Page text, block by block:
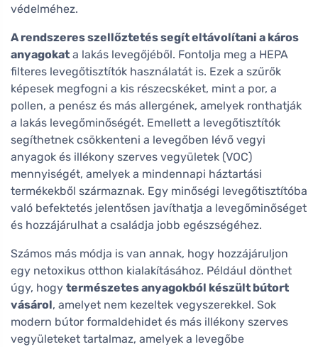
védelméhez.
A rendszeres szellőztetés segít eltávolítani a káros
anyagokat a lakás levegőjéből. Fontolja meg a HEPA
filteres levegőtisztítók használatát is. Ezek a szűrők
képesek megfogni a kis részecskéket, mint a por, a
pollen, a penész és más allergének, amelyek ronthatják
a lakás levegőminőségét. Emellett a levegőtisztítók
segíthetnek csökkenteni a levegőben lévő vegyi
anyagok és illékony szerves vegyületek (VOC)
mennyiségét, amelyek a mindennapi háztartási
termékekből származnak. Egy minőségi levegőtisztítóba
való befektetés jelentősen javíthatja a levegőminőséget
és hozzájárulhat a családja jobb egészségéhez.
Számos más módja is van annak, hogy hozzájáruljon
egy netoxikus otthon kialakításához. Például dönthet
úgy, hogy természetes anyagokból készült bútort
vásárol, amelyet nem kezeltek vegyszerekkel. Sok
modern bútor formaldehidet és más illékony szerves
vegyületeket tartalmaz, amelyek a levegőbe